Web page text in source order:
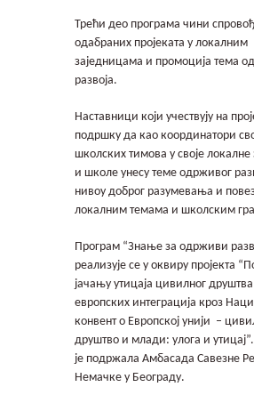
Трећи део програма чини
одабраних пројеката у локалним
заједницама и промоција тема
развоја.
Наставници који учествују на
подршку да као координатори
школских тимова у своје локалне
и школе унесу теме одрживог
нивоу доброг разумевања и
локалним темама и школским
Програм “Знање за одрживи
реализује се у оквиру пројекта
јачању утицаја цивилног
европских интеграција кроз
конвент о Европској унији –
друштво и млади: улога и
је подржала Амбасада Савезне
Немачке у Београду.